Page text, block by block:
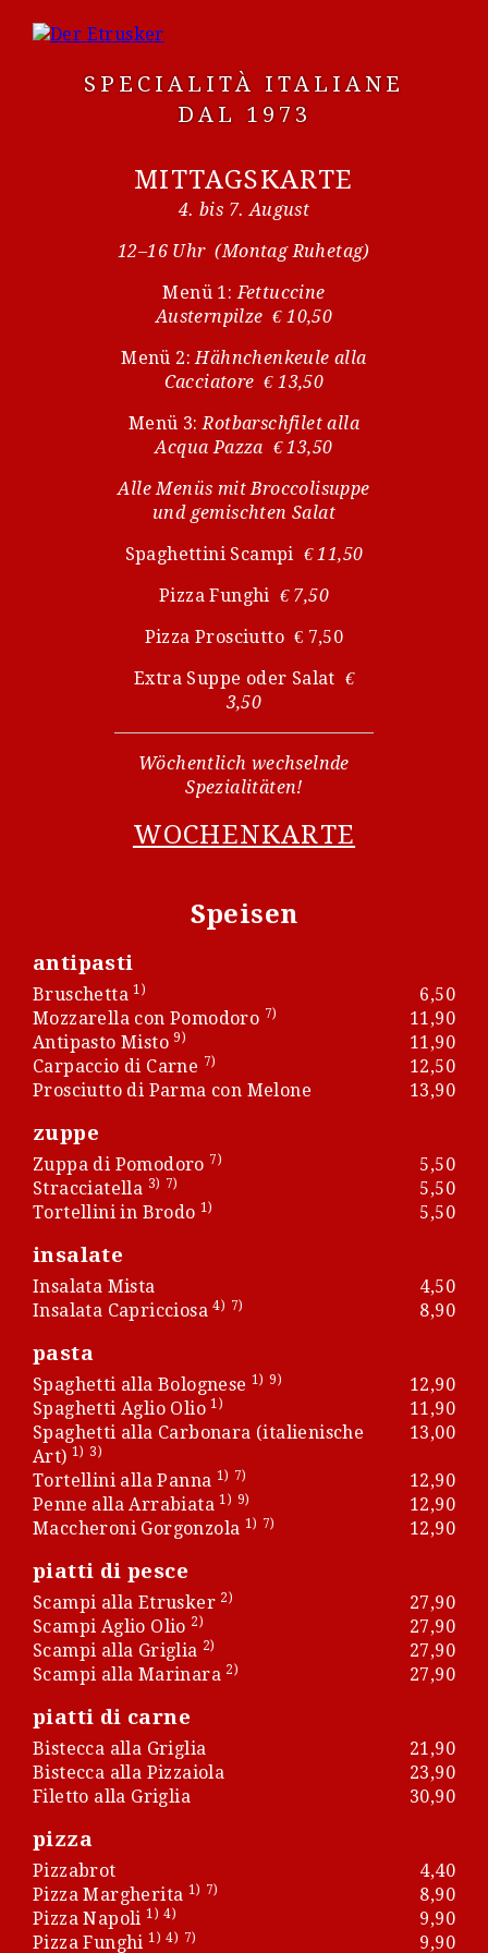
SPECIALITÀ ITALIANE
DAL 1973
MITTAGSKARTE
4. bis 7. August
12–16 Uhr (Montag Ruhetag)
Menü 1: Fettuccine
Austernpilze € 10,50
Menü 2: Hähnchenkeule alla
Cacciatore € 13,50
Menü 3: Rotbarschfilet alla
Acqua Pazza € 13,50
Alle Menüs mit Broccolisuppe
und gemischten Salat
Spaghettini Scampi € 11,50
Pizza Funghi € 7,50
Pizza Prosciutto € 7,50
Extra Suppe oder Salat €
3,50
Wöchentlich wechselnde
Spezialitäten!
WOCHENKARTE
Speisen
antipasti
Bruschetta 1)
6,50
Mozzarella con Pomodoro 7)
11,90
Antipasto Misto9)
11,90
Carpaccio di Carne 7)
12,50
Prosciutto di Parma con Melone
13,90
zuppe
Zuppa di Pomodoro 7)
5,50
Stracciatella 3) 7)
5,50
Tortellini in Brodo 1) 5,50
insalate
Insalata Mista
4,50
Insalata Capricciosa4) 7) 8,90
pasta
Spaghetti alla Bolognese 1) 9)
12,90
Spaghetti Aglio Olio 1)
11,90
Spaghetti alla Carbonara (italienische
Art) 1) 3)
13,00
Tortellini alla Panna 1) 7)
12,90
Penne alla Arrabiata 1) 9)
12,90
Maccheroni Gorgonzola 1) 7) 12,90
piatti di pesce
Scampi alla Etrusker 2)
27,90
Scampi Aglio Olio 2)
27,90
Scampi alla Griglia 2)
27,90
Scampi alla Marinara 2) 27,90
piatti di carne
Bistecca alla Griglia
21,90
Bistecca alla Pizzaiola
23,90
Filetto alla Griglia
30,90
pizza
Pizzabrot
4,40
Pizza Margherita 1) 7)
8,90
Pizza Napoli 1) 4)
9,90
Pizza Funghi 1) 4) 7) 9,90